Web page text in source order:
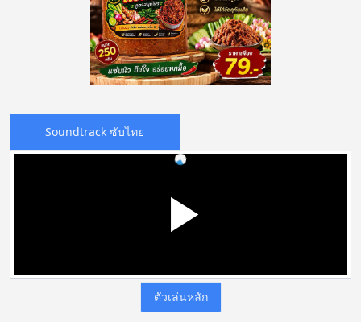
Soundtrack ซับไทย
ตัวเล่นหลัก